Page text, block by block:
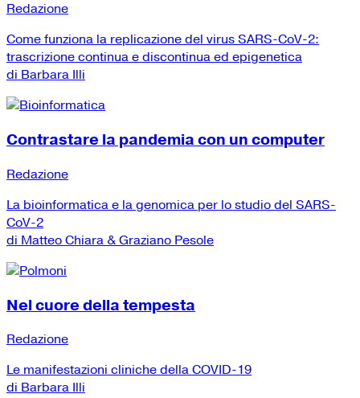
Redazione
Come funziona la replicazione del virus SARS-CoV-2:
trascrizione continua e discontinua ed epigenetica
di Barbara Illi
Contrastare la pandemia con un computer
Redazione
La bioinformatica e la genomica per lo studio del SARS-
CoV-2
di Matteo Chiara & Graziano Pesole
Nel cuore della tempesta
Redazione
Le manifestazioni cliniche della COVID-19
di Barbara Illi